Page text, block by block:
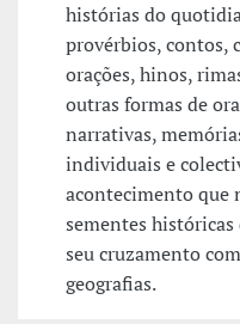
histórias do
provérbios, contos,
orações, hinos,
outras formas de
narrativas,
individuais e
acontecimento que
sementes
seu cruzamento
geografias.